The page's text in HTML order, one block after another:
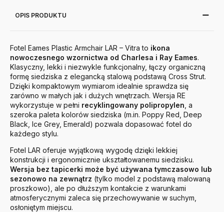
OPIS PRODUKTU
Fotel Eames Plastic Armchair LAR – Vitra to ikona
nowoczesnego wzornictwa od Charlesa i Ray Eames.
Klasyczny, lekki i niezwykle funkcjonalny, łączy organiczną
formę siedziska z elegancką stalową podstawą Cross Strut.
Dzięki kompaktowym wymiarom idealnie sprawdza się
zarówno w małych jak i dużych wnętrzach. Wersja RE
wykorzystuje w pełni recyklingowany polipropylen , a
szeroka paleta kolorów siedziska (m.in. Poppy Red, Deep
Black, Ice Grey, Emerald) pozwala dopasować fotel do
każdego stylu.
Fotel LAR oferuje wyjątkową wygodę dzięki lekkiej
konstrukcji i ergonomicznie ukształtowanemu siedzisku.
Wersja bez tapicerki może być używana tymczasowo lub
sezonowo na zewnątrz (tylko model z podstawą malowaną
proszkowo), ale po dłuższym kontakcie z warunkami
atmosferycznymi zaleca się przechowywanie w suchym,
osłoniętym miejscu.